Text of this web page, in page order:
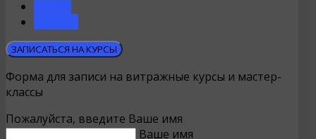
ЗАПИСАТЬСЯ НА КУРСЫ
Форма для записи на витражные курсы и мастер-
классы
Пожалуйста, введите Ваше имя
Ваше имя